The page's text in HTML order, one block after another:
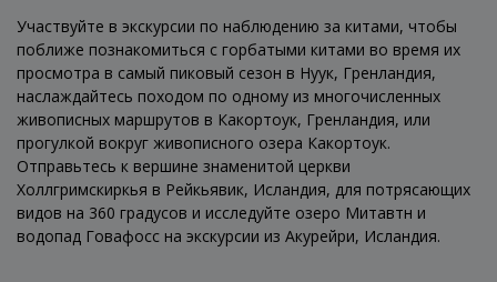
Участвуйте в экскурсии по наблюдению за китами, чтобы
поближе познакомиться с горбатыми китами во время их
просмотра в самый пиковый сезон в Нуук, Гренландия,
наслаждайтесь походом по одному из многочисленных
живописных маршрутов в Какортоук, Гренландия, или
прогулкой вокруг живописного озера Какортоук.
Отправьтесь к вершине знаменитой церкви
Холлгримскиркья в Рейкьявик, Исландия, для потрясающих
видов на 360 градусов и исследуйте озеро Митавтн и
водопад Говафосс на экскурсии из Акурейри, Исландия.